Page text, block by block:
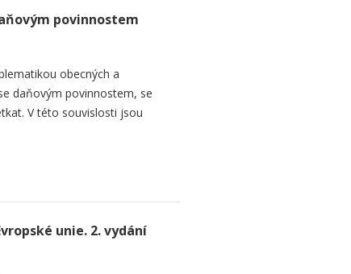
povinnostem
obecných a
daňovým povinnostem, se
V této souvislosti jsou
unie. 2. vydání